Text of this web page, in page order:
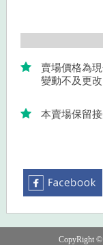
賣場價格為
變動不及更
本賣場保留
CopyRight